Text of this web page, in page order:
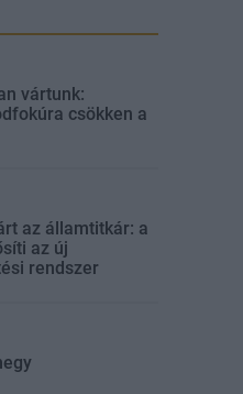
vártunk:
csökken a
az államtitkár: a
az új
rendszer